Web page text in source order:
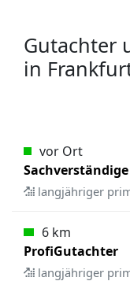
Gutachter
in
vor Ort
langjähriger
6 km
ProfiGutachter
langjähriger